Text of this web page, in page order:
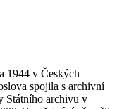
1944 v Českých
spojila s archivní
Státního archivu v